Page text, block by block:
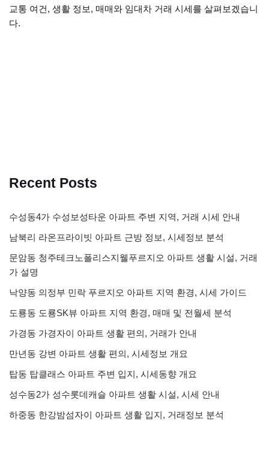
교통 여건, 생활 정보, 매매와 임대차 거래 시세를 살펴보겠습니
다.
Recent Posts
수성동4가 수성보성타운 아파트 주변 지역, 거래 시세 안내
남북리 라온프라이빗 아파트 근방 정보, 시세정보 분석
문암동 청주테크노폴리스지웰푸르지오 아파트 생활 시설, 거래
가 설명
낙양동 의정부 민락 푸르지오 아파트 지역 환경, 시세 가이드
도룡동 도룡SK뷰 아파트 지역 환경, 매매 및 전월세 분석
가경동 가경자이 아파트 생활 편의, 거래가 안내
만년동 강변 아파트 생활 편의, 시세정보 개요
탑동 탑클래스 아파트 주변 입지, 시세동향 개요
성수동2가 성수롯데캐슬 아파트 생활 시설, 시세 안내
하중동 한강밤섬자이 아파트 생활 입지, 거래정보 분석